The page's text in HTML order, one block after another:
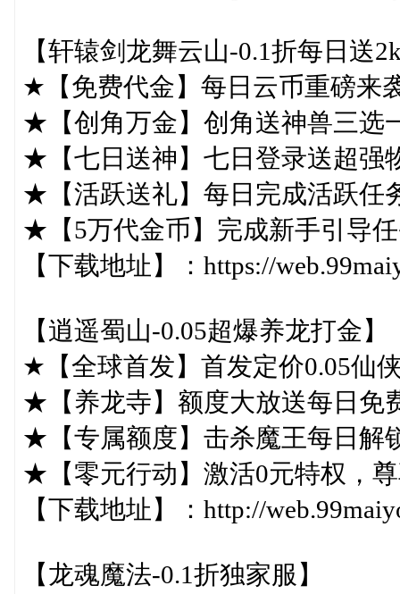
【轩辕剑龙舞云山-0.1折每日送
★【免费代金】每日云币重磅来
★【创角万金】创角送神兽三选
★【七日送神】七日登录送超强
★【活跃送礼】每日完成活跃任
★【5万代金币】完成新手引导
【下载地址】：https://
【逍遥蜀山-0.05超爆养龙打金】
★【全球首发】首发定价0.05仙
★【养龙寺】额度大放送每日免
★【专属额度】击杀魔王每日解
★【零元行动】激活0元特权，
【下载地址】：http://
【龙魂魔法-0.1折独家服】